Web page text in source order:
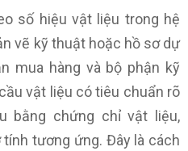
số hiệu vật liệu trong hệ
vẽ kỹ thuật hoặc hồ sơ dự
mua hàng và bộ phận kỹ
vật liệu có tiêu chuẩn rõ
bằng chứng chỉ vật liệu,
tương ứng. Đây là cách